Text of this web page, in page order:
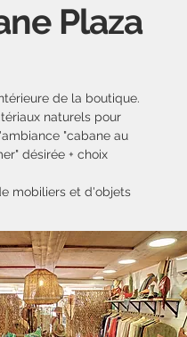
Plaza
de la boutique.
naturels pour
"cabane au
désirée + choix
mobiliers et d'objets